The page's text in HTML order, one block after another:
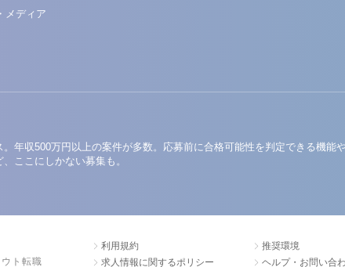
メディア
年収500万円以上の案件が多数。応募前に合格可能性を判定できる機能
ここにしかない募集も。
ト転職
利用規約
求人情報に関するポリシー
推奨環境
ヘルプ・お問い合